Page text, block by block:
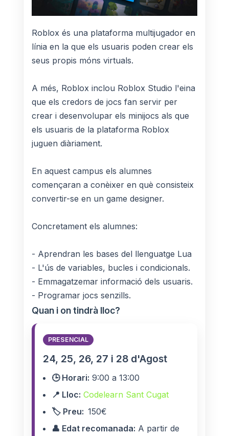
Roblox és una plataforma multijugador en
línia en la que els usuaris poden crear els
seus propis móns virtuals.
A més, Roblox inclou Roblox Studio l'eina
que els credors de jocs fan servir per
crear i desenvolupar els minijocs als que
els usuaris de la plataforma Roblox
juguen diàriament.
En aquest campus els alumnes
començaran a conèixer en què consisteix
convertir-se en un game designer.
Concretament els alumnes:
- Aprendran les bases del llenguatge Lua
- L'ús de variables, bucles i condicionals.
- Emmagatzemar informació dels usuaris.
- Programar jocs senzills.
Quan i on tindrà lloc?
PRESENCIAL
24, 25, 26, 27 i 28 d'Agost
🕒 Horari: 9:00 a 13:00
📍 Lloc: Codelearn Sant Cugat
🏷️ Preu: 150€
👤 Edat recomanada: A partir de